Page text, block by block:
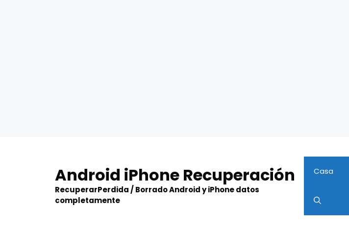
Android iPhone Recuperación
RecuperarPerdida / Borrado Android y iPhone datos
completamente
Casa